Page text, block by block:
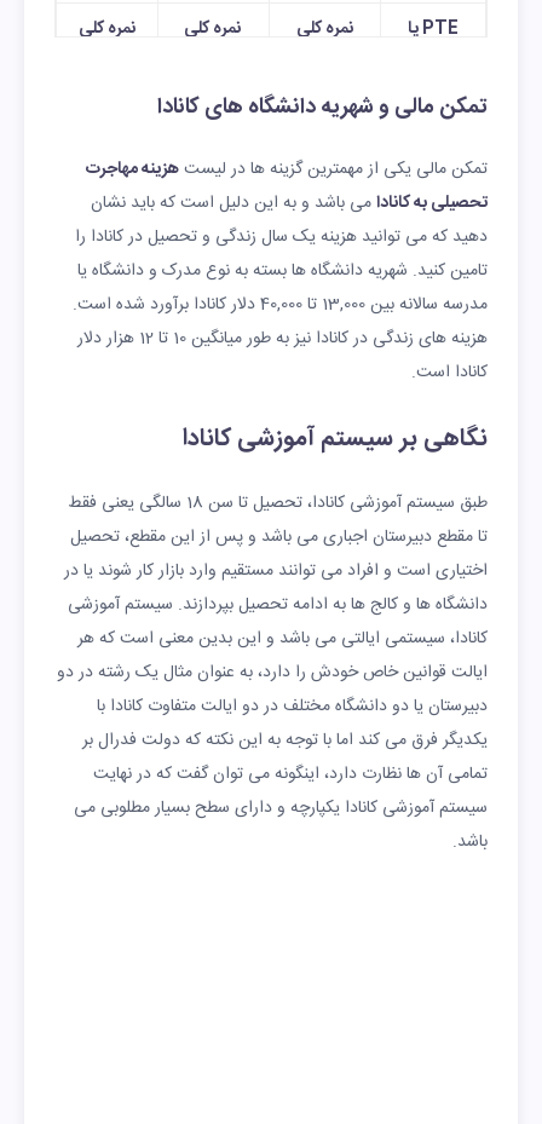
PTE یا
نمره کلی
تا 63
نمره کلی
نمره کلی
70 بدون
داشتن نمره
کمتر از 60
70
تمکن مالی و شهریه دانشگاه های کانادا
تمکن مالی یکی از مهمترین گزینه ها در لیستهزینه مهاجرت
تحصیلی به کانادامی باشد و به این دلیل است که باید نشان
دهید که می توانید هزینه یک سال زندگی و تحصیل در کانادا را
تامین کنید. شهریه دانشگاه ها بسته به نوع مدرک و دانشگاه یا
مدرسه سالانه بین 13,000 تا 40,000 دلار کانادا برآورد شده است.
هزینه های زندگی در کانادا نیز به طور میانگین 10 تا 12 هزار دلار
کانادا است.
نگاهی بر سیستم آموزشی کانادا
طبق سیستم آموزشی کانادا، تحصیل تا سن 18 سالگی یعنی فقط
تا مقطع دبیرستان اجباری می باشد و پس از این مقطع، تحصیل
اختیاری است و افراد می توانند مستقیم وارد بازار کار شوند یا در
دانشگاه ها و کالج ها به ادامه تحصیل بپردازند. سیستم آموزشی
کانادا، سیستمی ایالتی می باشد و این بدین معنی است که هر
ایالت قوانین خاص خودش را دارد، به عنوان مثال یک رشته در دو
دبیرستان یا دو دانشگاه مختلف در دو ایالت متفاوت کانادا با
یکدیگر فرق می کند اما با توجه به این نکته که دولت فدرال بر
تمامی آن ها نظارت دارد، اینگونه می توان گفت که در نهایت
سیستم آموزشی کانادا یکپارچه و دارای سطح بسیار مطلوبی می
باشد.